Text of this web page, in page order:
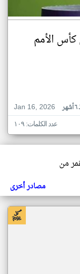
كأس الأمم
Jan 16, 2026
عدد الكلمات: ١٠٩
من
مصادر أخرى